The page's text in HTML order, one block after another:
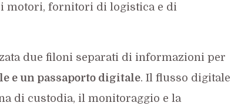
motori, fornitori di logistica e di
due filoni separati di informazioni per
e un passaporto digitale. Il flusso digitale
di custodia, il monitoraggio e la